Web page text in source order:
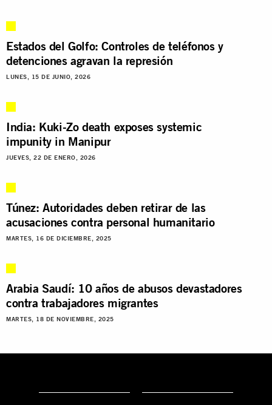
Estados del Golfo: Controles de teléfonos y
detenciones agravan la represión
LUNES, 15 DE JUNIO, 2026
India: Kuki-Zo death exposes systemic
impunity in Manipur
JUEVES, 22 DE ENERO, 2026
Túnez: Autoridades deben retirar de las
acusaciones contra personal humanitario
MARTES, 16 DE DICIEMBRE, 2025
Arabia Saudí: 10 años de abusos devastadores
contra trabajadores migrantes
MARTES, 18 DE NOVIEMBRE, 2025